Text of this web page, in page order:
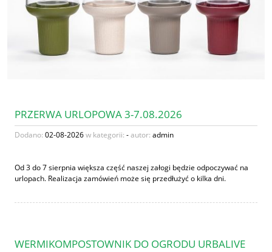
PRZERWA URLOPOWA 3-7.08.2026
Dodano: 02-08-2026w kategorii: -autor: admin
Od 3 do 7 sierpnia większa część naszej załogi będzie odpoczywać na
urlopach. Realizacja zamówień może się przedłużyć o kilka dni.
WERMIKOMPOSTOWNIK DO OGRODU URBALIVE